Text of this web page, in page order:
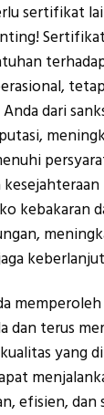
sertifikat
dari
kebakaran
dan terus
yang
efisien, dan